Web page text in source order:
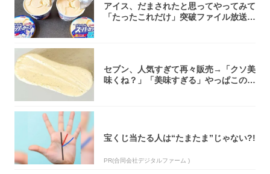
アイス、だまされたと思ってやってみて
「たったこれだけ」突破ファイル放送で
セブン、人気すぎて再々販売→「クソ美
味くね？」「美味すぎる」やっぱこのク
宝くじ当たる人は“たまたま”じゃない?!
PR(合同会社デジタルファーム )